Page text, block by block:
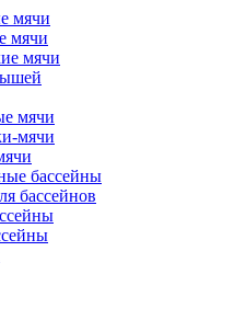
мячи
мячи
мячи
мячи
мячи
бассейны
бассейнов